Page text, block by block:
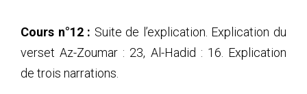
Cours n°12 : Suite de l’explication. Explication du
verset Az-Zoumar : 23, Al-Hadid : 16. Explication
de trois narrations.